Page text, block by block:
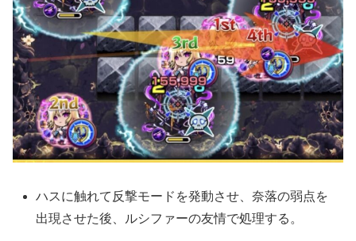
ハスに触れて反撃モードを発動させ、奈落の弱点を
出現させた後、ルシファーの友情で処理する。